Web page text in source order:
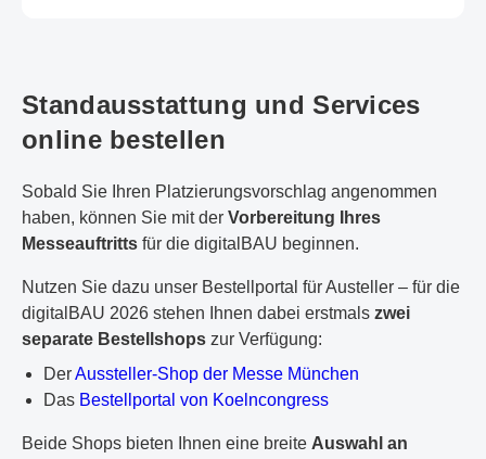
Standausstattung und Services
online bestellen
Sobald Sie Ihren Platzierungsvorschlag angenommen
haben, können Sie mit der Vorbereitung Ihres
Messeauftritts für die digitalBAU beginnen.
Nutzen Sie dazu unser Bestellportal für Austeller – für die
digitalBAU 2026 stehen Ihnen dabei erstmals zwei
separate Bestellshops zur Verfügung:
DerAussteller-Shop der Messe München
Das Bestellportal von Koelncongress
Beide Shops bieten Ihnen eine breite Auswahl an